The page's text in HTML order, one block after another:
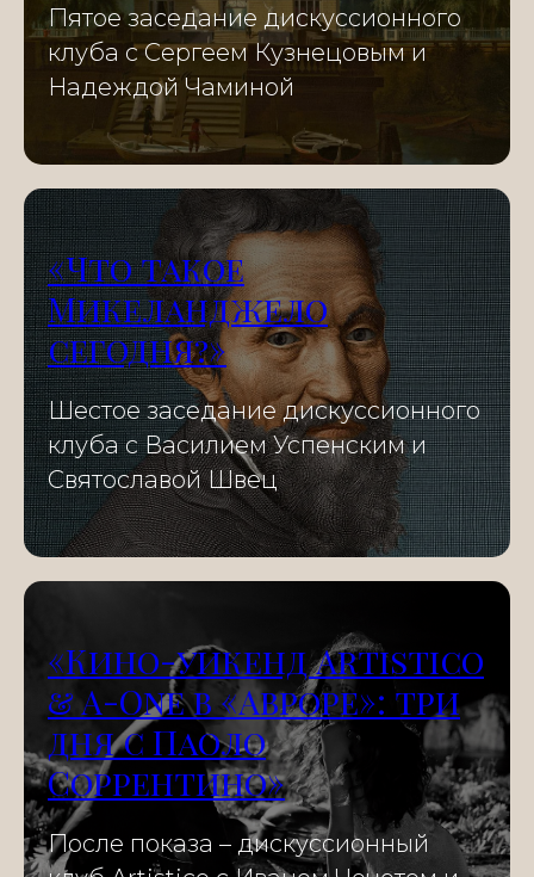
Пятое заседание дискуссионного
клуба с Сергеем Кузнецовым и
Надеждой Чаминой
«Что такое
Микеланджело
сегодня?»
Шестое заседание дискуссионного
клуба с Василием Успенским и
Святославой Швец
«Кино-уикенд Artistico
& A-One в «Авроре»: три
дня с Паоло
Соррентино»
После показа – дискуссионный